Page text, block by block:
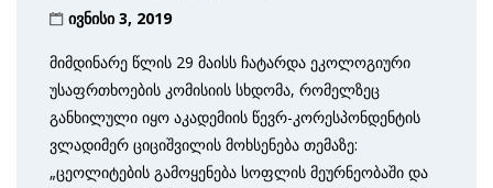
ივნისი 3, 2019
მიმდინარე წლის 29 მაისს ჩატარდა ეკოლოგიური
უსაფრთხოების კომისიის სხდომა, რომელზეც
განხილული იყო აკადემიის წევრ-კორესპონდენტის
ვლადიმერ ციციშვილის მოხსენება თემაზე:
„ცეოლიტების გამოყენება სოფლის მეურნეობაში და